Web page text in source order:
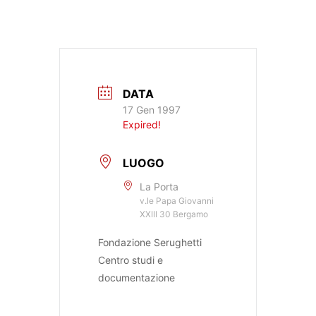
DATA
17 Gen 1997
Expired!
LUOGO
La Porta
v.le Papa Giovanni
XXIII 30 Bergamo
Fondazione Serughetti
Centro studi e
documentazione